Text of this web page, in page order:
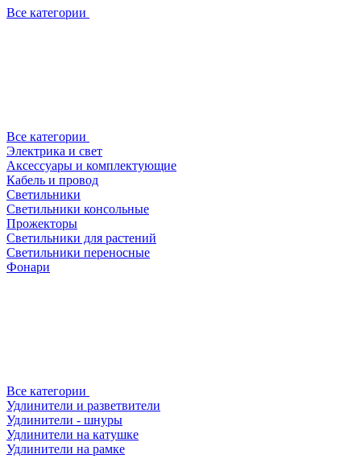
Все категории
Все категории
Электрика и свет
Аксессуары и комплектующие
Кабель и провод
Светильники
Светильники консольные
Прожекторы
Светильники для растений
Светильники переносные
Фонари
Все категории
Удлинители и разветвители
Удлинители - шнуры
Удлинители на катушке
Удлинители на рамке